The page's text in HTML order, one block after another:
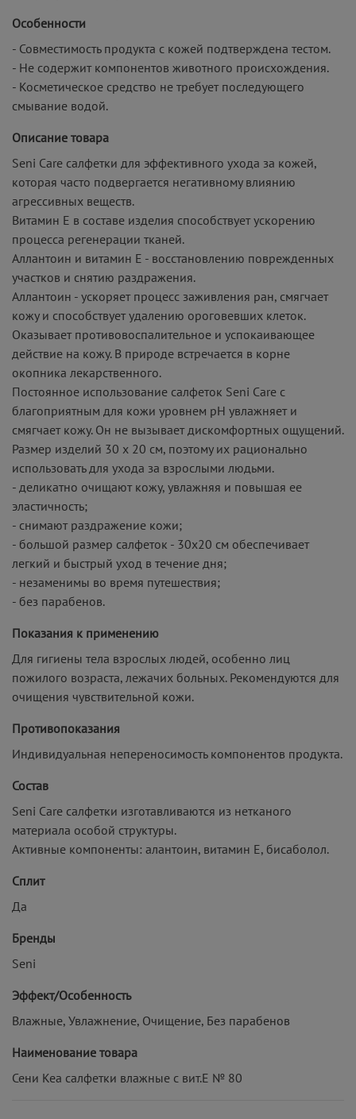
Особенности
- Совместимость продукта с кожей подтверждена тестом.
- Не содержит компонентов животного происхождения.
- Косметическое средство не требует последующего
смывание водой.
Описание товара
Seni Care салфетки для эффективного ухода за кожей,
которая часто подвергается негативному влиянию
агрессивных веществ.
Витамин Е в составе изделия способствует ускорению
процесса регенерации тканей.
Аллантоин и витамин Е - восстановлению поврежденных
участков и снятию раздражения.
Аллантоин - ускоряет процесс заживления ран, смягчает
кожу и способствует удалению ороговевших клеток.
Оказывает противовоспалительное и успокаивающее
действие на кожу. В природе встречается в корне
окопника лекарственного.
Постоянное использование салфеток Seni Care с
благоприятным для кожи уровнем pH увлажняет и
смягчает кожу. Он не вызывает дискомфортных ощущений.
Размер изделий 30 х 20 см, поэтому их рационально
использовать для ухода за взрослыми людьми.
- деликатно очищают кожу, увлажняя и повышая ее
эластичность;
- снимают раздражение кожи;
- большой размер салфеток - 30х20 см обеспечивает
легкий и быстрый уход в течение дня;
- незаменимы во время путешествия;
- без парабенов.
Показания к применению
Для гигиены тела взрослых людей, особенно лиц
пожилого возраста, лежачих больных. Рекомендуются для
очищения чувствительной кожи.
Противопоказания
Индивидуальная непереносимость компонентов продукта.
Состав
Seni Care салфетки изготавливаются из нетканого
материала особой структуры.
Активные компоненты: алантоин, витамин Е, бисаболол.
Сплит
Да
Бренды
Seni
Эффект/Особенность
Влажные, Увлажнение, Очищение, Без парабенов
Наименование товара
Сени Кеа салфетки влажные с вит.Е № 80